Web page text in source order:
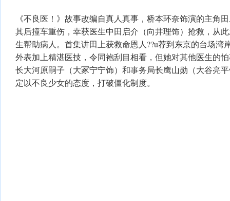
《不良医！》故事改编自真人真事，桥本环奈饰演的主角
其后撞车重伤，幸获医生中田启介（向井理饰）抢救，从
生帮助病人。首集讲田上获救命恩人??u荐到东京的台场湾
外表加上精湛医技，令同袍刮目相看，但她对其他医生的
长大河原嗣子（大冢宁宁饰）和事务局长鹰山勋（大谷亮
定以不良少女的态度，打破僵化制度。